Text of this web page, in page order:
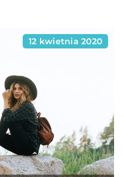
12 kwietnia 2020